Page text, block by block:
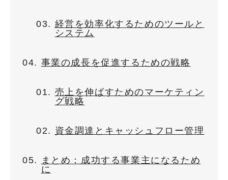
経営を効率化するためのツールと
システム
事業の成長を促進するための戦略
売上を伸ばすためのマーケティン
グ戦略
資金調達とキャッシュフロー管理
まとめ：成功する事業主になるため
に